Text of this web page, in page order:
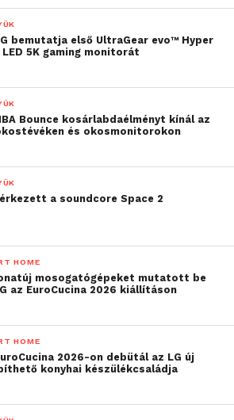
bemutatja első UltraGear evo™ Hyper
LED 5K gaming monitorát
Bounce kosárlabdaélményt kínál az
és okosmonitorokon
a soundcore Space 2
HOME
mosogatógépeket mutatott be
az EuroCucina 2026 kiállításon
HOME
2026-on debütál az LG új
konyhai készülékcsaládja